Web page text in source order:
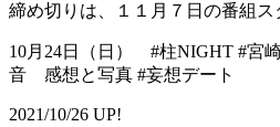
締め切りは、１１月７日の番組ス
10月24日（日） #柱NIGHT #宮
音 感想と写真 #妄想デート
2021/10/26 UP!